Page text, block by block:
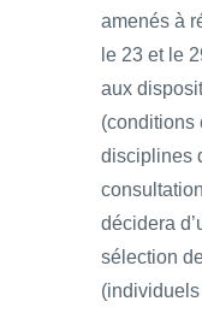
amenés à
le 23 et le
aux
(conditions
disciplines
décidera
sélection